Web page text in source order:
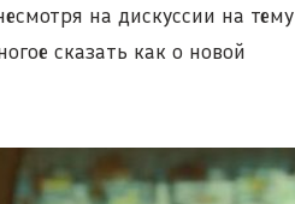
на дискуссии на тему
сказать как о новой